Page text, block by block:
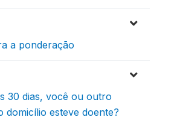
a ponderação
30 dias, você ou outro
domicílio esteve doente?